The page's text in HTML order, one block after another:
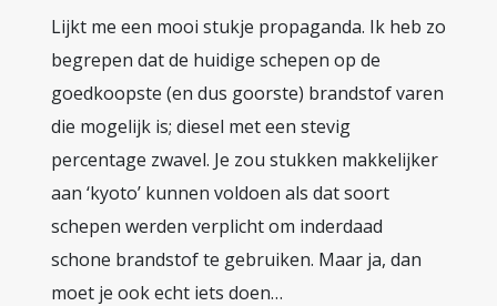
Lijkt me een mooi stukje propaganda. Ik heb zo
begrepen dat de huidige schepen op de
goedkoopste (en dus goorste) brandstof varen
die mogelijk is; diesel met een stevig
percentage zwavel. Je zou stukken makkelijker
aan ‘kyoto’ kunnen voldoen als dat soort
schepen werden verplicht om inderdaad
schone brandstof te gebruiken. Maar ja, dan
moet je ook echt iets doen…